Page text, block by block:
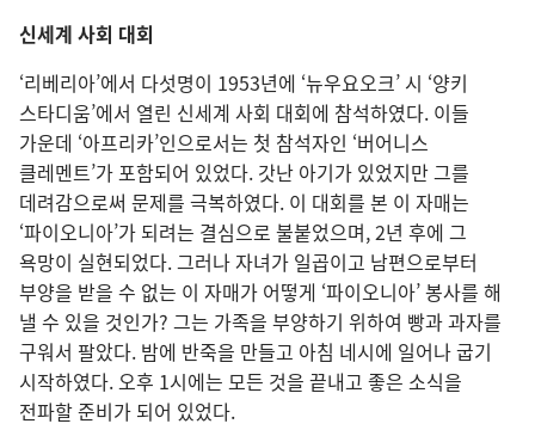
신세계 사회 대회
‘리베리아’에서 다섯명이 1953년에 ‘뉴우요오크’ 시 ‘양키
스타디움’에서 열린 신세계 사회 대회에 참석하였다. 이들
가운데 ‘아프리카’인으로서는 첫 참석자인 ‘버어니스
클레멘트’가 포함되어 있었다. 갓난 아기가 있었지만 그를
데려감으로써 문제를 극복하였다. 이 대회를 본 이 자매는
‘파이오니아’가 되려는 결심으로 불붙었으며, 2년 후에 그
욕망이 실현되었다. 그러나 자녀가 일곱이고 남편으로부터
부양을 받을 수 없는 이 자매가 어떻게 ‘파이오니아’ 봉사를 해
낼 수 있을 것인가? 그는 가족을 부양하기 위하여 빵과 과자를
구워서 팔았다. 밤에 반죽을 만들고 아침 네시에 일어나 굽기
시작하였다. 오후 1시에는 모든 것을 끝내고 좋은 소식을
전파할 준비가 되어 있었다.